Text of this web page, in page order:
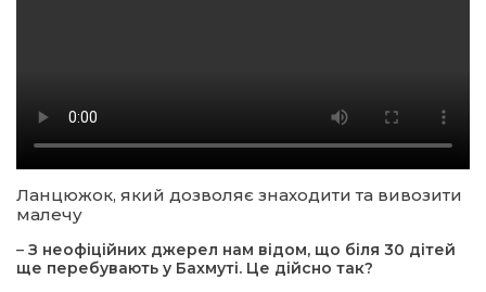
Ланцюжок, який дозволяє знаходити та вивозити
малечу
– З неофіційних джерел нам відом, що біля 30 дітей
ще перебувають у Бахмуті. Це дійсно так?